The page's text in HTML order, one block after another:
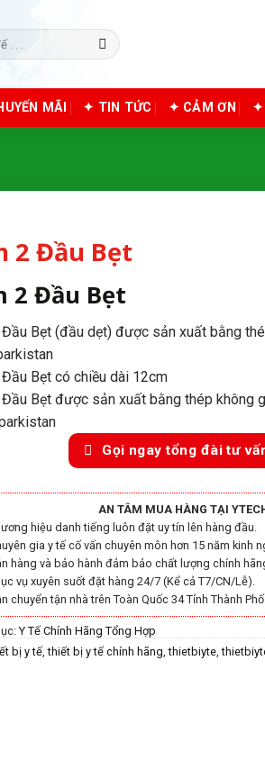
MÃI ✦ TIN TỨC ✦ CẢM ƠN ✦
2 Đầu Bẹt
2 Đầu Bẹt
Đầu Bẹt (đầu dẹt) được sản xuất bằng
Đầu Bẹt có chiều dài 12cm
Đầu Bẹt được sản xuất bằng thép không
Gọi ngay tổng đài tư
AN TÂM MUA HÀNG TẠI
hiệu danh tiếng luôn đặt uy tín lên hàng đầu.
gia y tế cố vấn chuyên môn hơn 15 năm kinh
hàng và bảo hành đảm bảo chất lượng chính
vụ xuyên suốt đặt hàng 24/7 (Kể cả T7/CN/Lễ).
chuyển tận nhà trên Toàn Quốc 34 Tỉnh Thành
Y Tế Chính Hãng Tổng Hợp
bị y tế,thiết bị y tế chính hãng,thietbiyte,